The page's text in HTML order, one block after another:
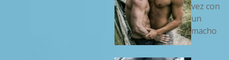
vez con
un
macho